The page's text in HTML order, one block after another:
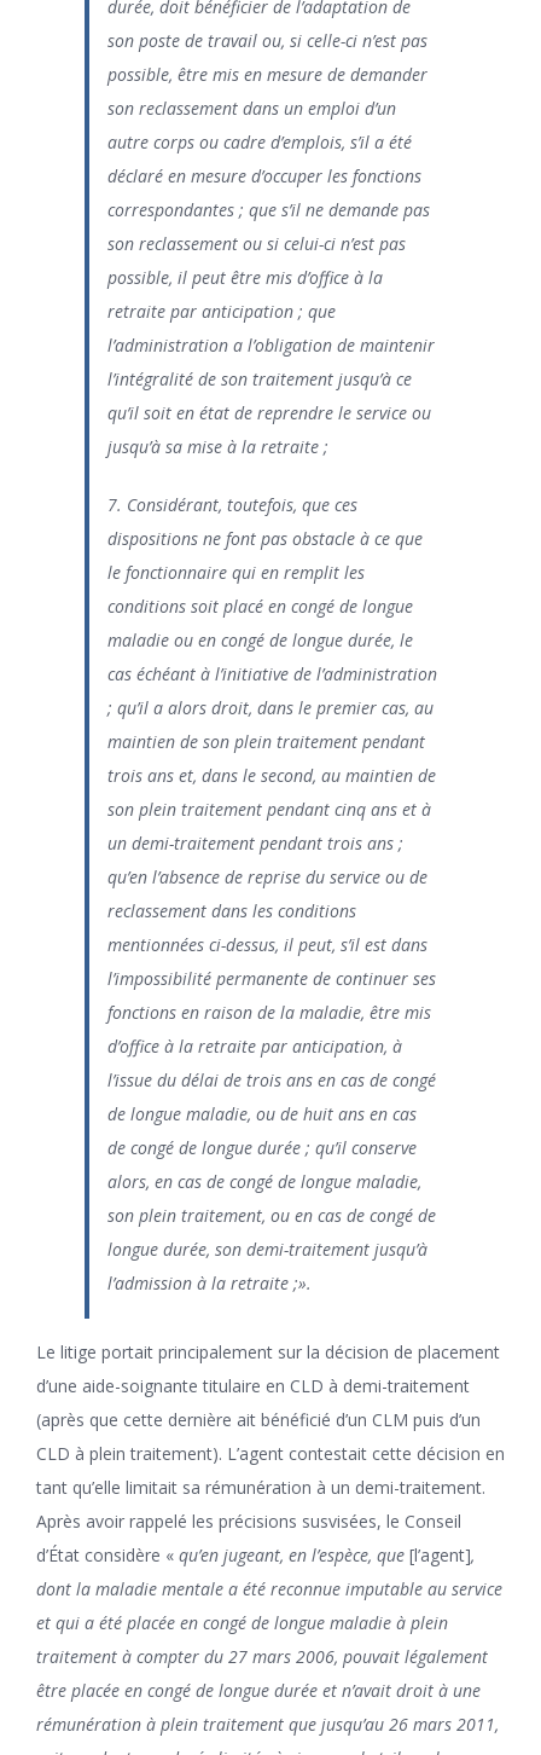
durée, doit bénéficier de l’adaptation de
son poste de travail ou, si celle-ci n’est pas
possible, être mis en mesure de demander
son reclassement dans un emploi d’un
autre corps ou cadre d’emplois, s’il a été
déclaré en mesure d’occuper les fonctions
correspondantes ; que s’il ne demande pas
son reclassement ou si celui-ci n’est pas
possible, il peut être mis d’office à la
retraite par anticipation ; que
l’administration a l’obligation de maintenir
l’intégralité de son traitement jusqu’à ce
qu’il soit en état de reprendre le service ou
jusqu’à sa mise à la retraite ;
7. Considérant, toutefois, que ces
dispositions ne font pas obstacle à ce que
le fonctionnaire qui en remplit les
conditions soit placé en congé de longue
maladie ou en congé de longue durée, le
cas échéant à l’initiative de l’administration
; qu’il a alors droit, dans le premier cas, au
maintien de son plein traitement pendant
trois ans et, dans le second, au maintien de
son plein traitement pendant cinq ans et à
un demi-traitement pendant trois ans ;
qu’en l’absence de reprise du service ou de
reclassement dans les conditions
mentionnées ci-dessus, il peut, s’il est dans
l’impossibilité permanente de continuer ses
fonctions en raison de la maladie, être mis
d’office à la retraite par anticipation, à
l’issue du délai de trois ans en cas de congé
de longue maladie, ou de huit ans en cas
de congé de longue durée ; qu’il conserve
alors, en cas de congé de longue maladie,
son plein traitement, ou en cas de congé de
longue durée, son demi-traitement jusqu’à
l’admission à la retraite ;».
Le litige portait principalement sur la décision de placement
d’une aide-soignante titulaire en CLD à demi-traitement
(après que cette dernière ait bénéficié d’un CLM puis d’un
CLD à plein traitement). L’agent contestait cette décision en
tant qu’elle limitait sa rémunération à un demi-traitement.
Après avoir rappelé les précisions susvisées, le Conseil
d’État considère « qu’en jugeant, en l’espèce, que [l’agent],
dont la maladie mentale a été reconnue imputable au service
et qui a été placée en congé de longue maladie à plein
traitement à compter du 27 mars 2006, pouvait légalement
être placée en congé de longue durée et n’avait droit à une
rémunération à plein traitement que jusqu’au 26 mars 2011,